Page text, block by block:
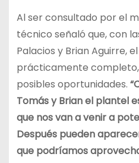
Al ser consultado por el
técnico señaló que, con
Palacios y Brian Aguirre,
prácticamente
posibles oportunidades.
Tomás y Brian el plantel
que nos van a venir a
Después pueden
que podríamos